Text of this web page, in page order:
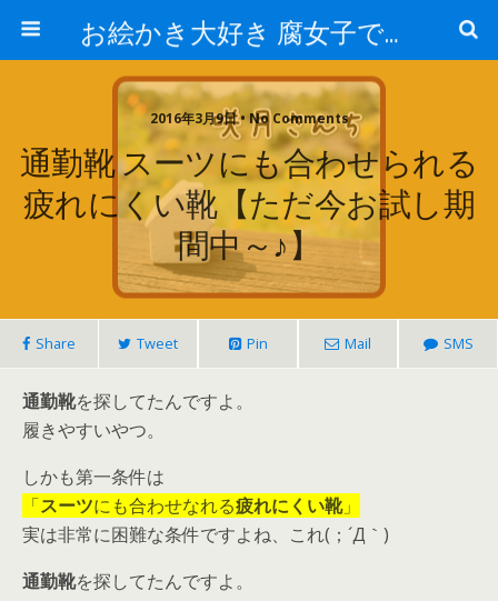
お絵かき大好き 腐女子でゲーマーのおかしな生活
2016年3月9日 • No Comments
通勤靴 スーツにも合わせられる
疲れにくい靴【ただ今お試し期
間中～♪】
Share Tweet Pin Mail SMS
通勤靴を探してたんですよ。
履きやすいやつ。
しかも第一条件は
「スーツにも合わせなれる疲れにくい靴」
実は非常に困難な条件ですよね、これ(；´Д｀)
通勤靴を探してたんですよ。